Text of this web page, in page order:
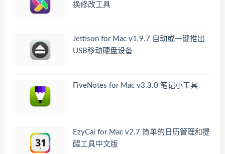
换修改工具
Jettison for Mac v1.9.7 自动或一键推出
USB移动硬盘设备
FiveNotes for Mac v3.3.0 笔记小工具
EzyCal for Mac v2.7 简单的日历管理和提
醒工具中文版